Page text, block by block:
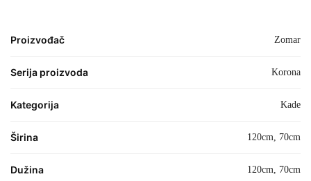
Proizvođač Zomar
Serija proizvoda Korona
Kategorija Kade
Širina 120cm, 70cm
Dužina 120cm, 70cm